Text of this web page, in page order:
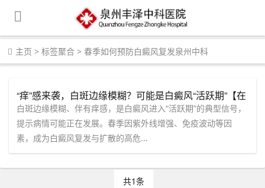
主页 > 标签聚合 > 春季如何预防白癜风复发泉州中科
“痒”感来袭，白斑边缘模糊？可能是白癜风“活跃期”【在
线咨询】获取泉州中科医院春季防复发个性化方案。
白斑边缘模糊、伴有痒感，是白癜风进入“活跃期”的典型信号，
提示病情可能正在发展。春季因紫外线增强、免疫波动等因
素，成为白癜风复发与扩散的高危...
共1条